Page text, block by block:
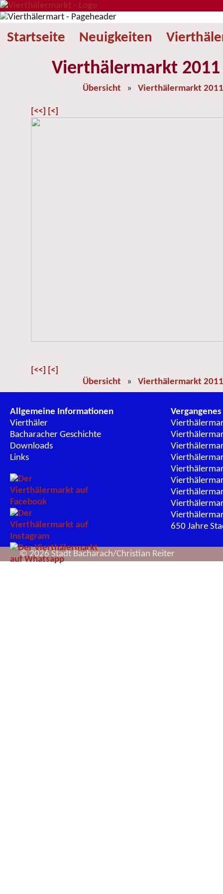
Startseite Neuigkeiten
Vierthälermarkt 2011
Übersicht » Vierthälermarkt 2011
[<<] [<]
[<<] [<]
Übersicht » Vierthälermarkt 2011
Allgemeine Informationen
Vierthäler
Bacharacher Geschichte
Downloads
Links
Vergangenes
650 Jahre
© 2026 Stadt Bacharach/Christian Reiter